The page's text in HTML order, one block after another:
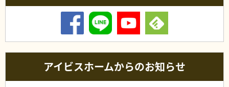
アイビスホームからのお知らせ